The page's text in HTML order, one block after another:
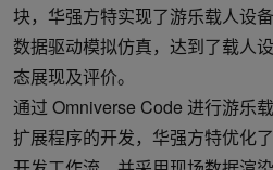
块，华强方特实现了游乐载人设
数据驱动模拟仿真，达到了载人
态展现及评价。
通过 Omniverse Code 进行游乐
扩展程序的开发，华强方特优化